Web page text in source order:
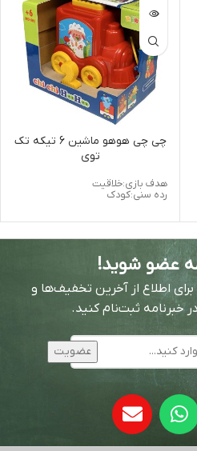
چی چی هوهو ماشین 6 تیکه تک
توی
هدف بازی:خلاقیت
رده سنی:کودک
عضو شوید!
اطلاع از آخرین تخفیف‌ها و
خبرنامه ثبت‌نام کنید.